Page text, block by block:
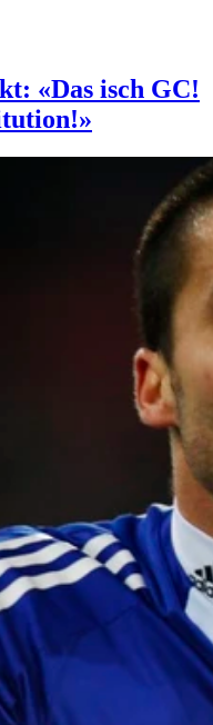
«Das isch GC!